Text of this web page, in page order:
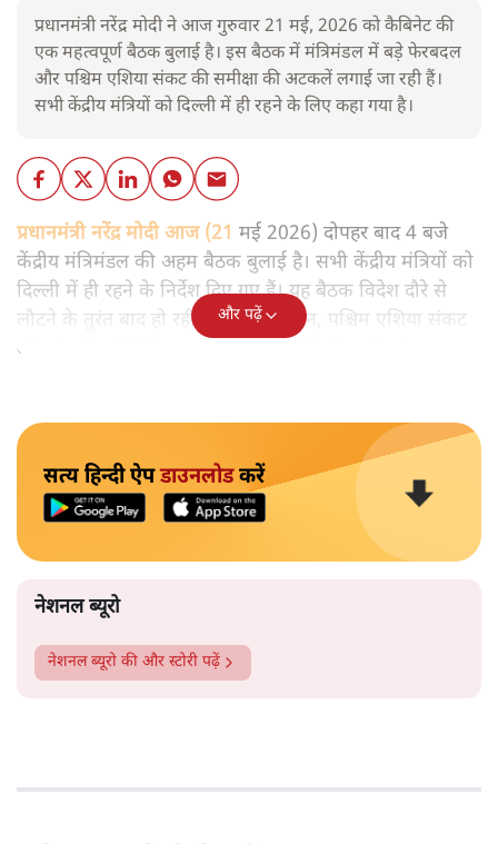
प्रधानमंत्री नरेंद्र मोदी ने आज गुरुवार 21 मई, 2026 को कैबिनेट की
एक महत्वपूर्ण बैठक बुलाई है। इस बैठक में मंत्रिमंडल में बड़े फेरबदल
और पश्चिम एशिया संकट की समीक्षा की अटकलें लगाई जा रही हैं।
सभी केंद्रीय मंत्रियों को दिल्ली में ही रहने के लिए कहा गया है।
प्रधानमंत्री नरेंद्र मोदी आज (21 मई 2026) दोपहर बाद 4 बजे
केंद्रीय मंत्रिमंडल की अहम बैठक बुलाई है। सभी केंद्रीय मंत्रियों को
दिल्ली में ही रहने के निर्देश दिए गए हैं। यह बैठक विदेश दौरे से
लौटने के तुरंत बाद हो रही है, जिसमें शासन, पश्चिम एशिया संकट
और संभावित कैबिनेट बदलाव पर चर्चा होने की उम्मीद है।
और पढ़ें
सत्य हिन्दी ऐपडाउनलोडकरें
नेशनल ब्यूरो
नेशनल ब्यूरो की और स्टोरी पढ़ें